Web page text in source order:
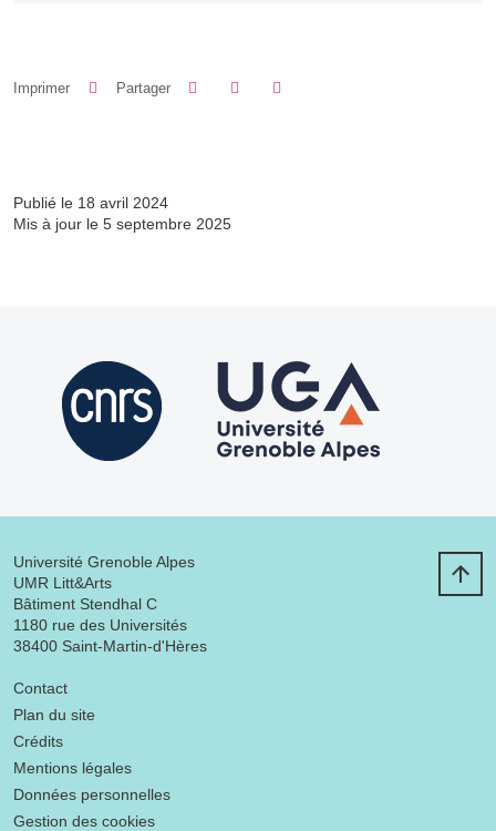
Imprimer Partager Partager sur Facebook
Partager sur LinkedIn
Publié le 18 avril 2024
Mis à jour le 5 septembre 2025
Université Grenoble Alpes
UMR Litt&Arts
Bâtiment Stendhal C
1180 rue des Universités
38400 Saint-Martin-d'Hères
Menu footer
Contact
Plan du site
Crédits
Mentions légales
Données personnelles
Gestion des cookies